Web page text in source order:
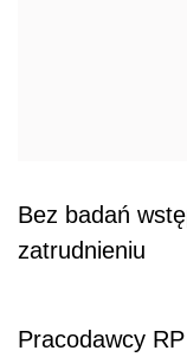
Bez badań
zatrudnieniu
Pracodawcy